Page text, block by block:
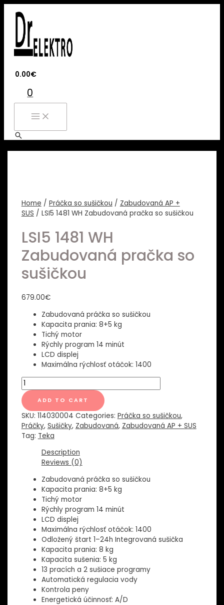
obsah
0.00€
0
MAIN
MENU
Hľadať
Home / Práčka so sušičkou / Zabudovaná AP +
SUS / LSI5 1481 WH Zabudovaná pračka so sušičkou
LSI5 1481 WH
Zabudovaná pračka so
sušičkou
679.00€
Zabudovaná práčka so sušičkou
Kapacita prania: 8+5 kg
Tichý motor
Rýchly program 14 minút
LCD displej
Maximálna rýchlosť otáčok: 1400
LSI5
1481
WH
Zabudovaná
pračka
so
sušičkou
quantity
ADD TO CART
SKU: 114030004 Categories: Práčka so sušičkou,
Práčky, Sušičky, Zabudovaná, Zabudovaná AP + SUS
Tag: Teka
Description
Reviews (0)
Zabudovaná práčka so sušičkou
Kapacita prania: 8+5 kg
Tichý motor
Rýchly program 14 minút
LCD displej
Maximálna rýchlosť otáčok: 1400
Odložený štart 1–24h Integrovaná sušička
Kapacita prania: 8 kg
Kapacita sušenia: 5 kg
13 pracích a 2 sušiace programy
Automatická regulacia vody
Kontrola peny
Energetická účinnosť: A/D